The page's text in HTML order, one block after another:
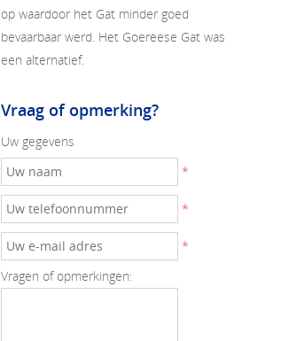
op waardoor het Gat minder goed
bevaarbaar werd. Het Goereese Gat was
een alternatief.
Vraag of opmerking?
Uw gegevens
*
*
*
Vragen of opmerkingen: